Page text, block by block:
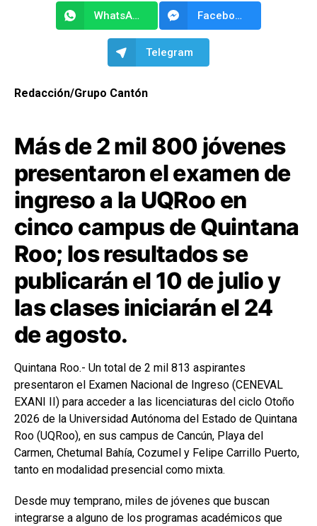
WhatsApp Facebook Messenger
Telegram
Redacción/Grupo Cantón
Más de 2 mil 800 jóvenes
presentaron el examen de
ingreso a la UQRoo en
cinco campus de Quintana
Roo; los resultados se
publicarán el 10 de julio y
las clases iniciarán el 24
de agosto.
Quintana Roo.- Un total de 2 mil 813 aspirantes
presentaron el Examen Nacional de Ingreso (CENEVAL
EXANI II) para acceder a las licenciaturas del ciclo Otoño
2026 de la Universidad Autónoma del Estado de Quintana
Roo (UQRoo), en sus campus de Cancún, Playa del
Carmen, Chetumal Bahía, Cozumel y Felipe Carrillo Puerto,
tanto en modalidad presencial como mixta.
Desde muy temprano, miles de jóvenes que buscan
integrarse a alguno de los programas académicos que